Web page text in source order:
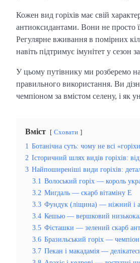
Кожен вид горіхів має свій
антиоксидантами. Вони не просто
Регулярне вживання в помірних
навіть підтримує імунітет у сезон
У цьому путівнику ми розберемо
правильного використання. Ви
чемпіоном за вмістом селену, і
Вміст Сховати
1 Ботанічна суть: чому не всі
2 Історичний шлях видів горіхів:
3 Найпоширеніші види горіхів:
3.1 Волоський горіх — король
3.2 Мигдаль — скарб вітаміну Е
3.3 Фундук (ліщина) — ніжний і
3.4 Кешью — вершковий
3.5 Фісташки — зелений скарб
3.6 Бразильський горіх —
3.7 Пекан і макадамія —